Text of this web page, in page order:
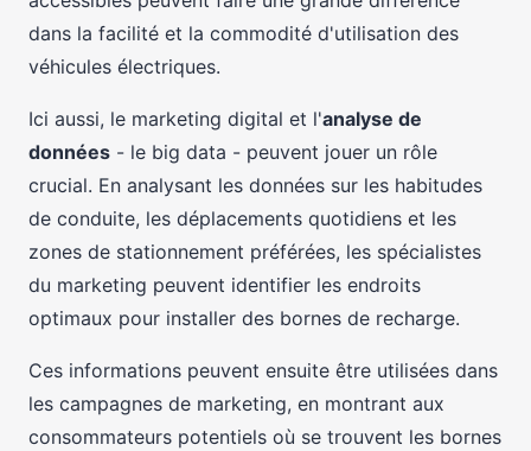
dans la facilité et la commodité d'utilisation des
véhicules électriques.
Ici aussi, le marketing digital et l'analyse de
données - le big data - peuvent jouer un rôle
crucial. En analysant les données sur les habitudes
de conduite, les déplacements quotidiens et les
zones de stationnement préférées, les spécialistes
du marketing peuvent identifier les endroits
optimaux pour installer des bornes de recharge.
Ces informations peuvent ensuite être utilisées dans
les campagnes de marketing, en montrant aux
consommateurs potentiels où se trouvent les bornes